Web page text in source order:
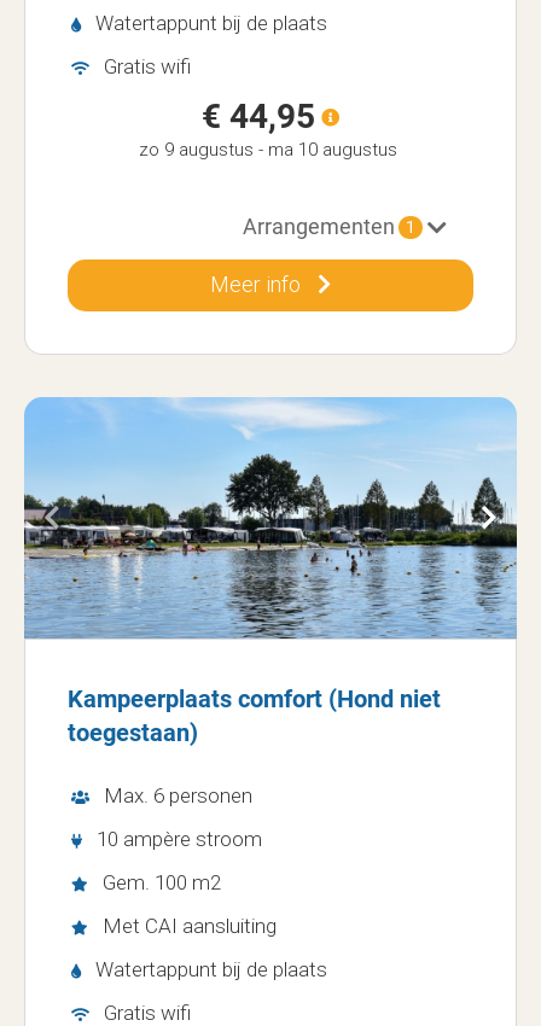
Watertappunt bij de plaats
Gratis wifi
€ 44,95
zo 9 augustus - ma 10 augustus
Arrangementen 1
Meer info
Kampeerplaats comfort (Hond niet
toegestaan)
Max. 6 personen
10 ampère stroom
Gem. 100 m2
Met CAI aansluiting
Watertappunt bij de plaats
Gratis wifi